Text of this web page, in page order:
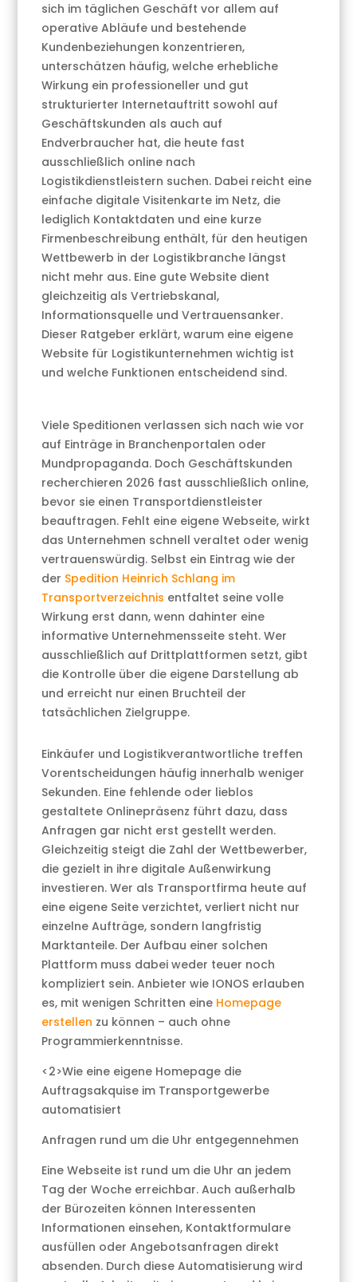
sich im täglichen Geschäft vor allem auf
operative Abläufe und bestehende
Kundenbeziehungen konzentrieren,
unterschätzen häufig, welche erhebliche
Wirkung ein professioneller und gut
strukturierter Internetauftritt sowohl auf
Geschäftskunden als auch auf
Endverbraucher hat, die heute fast
ausschließlich online nach
Logistikdienstleistern suchen. Dabei reicht eine
einfache digitale Visitenkarte im Netz, die
lediglich Kontaktdaten und eine kurze
Firmenbeschreibung enthält, für den heutigen
Wettbewerb in der Logistikbranche längst
nicht mehr aus. Eine gute Website dient
gleichzeitig als Vertriebskanal,
Informationsquelle und Vertrauensanker.
Dieser Ratgeber erklärt, warum eine eigene
Website für Logistikunternehmen wichtig ist
und welche Funktionen entscheidend sind.
Viele Speditionen verlassen sich nach wie vor
auf Einträge in Branchenportalen oder
Mundpropaganda. Doch Geschäftskunden
recherchieren 2026 fast ausschließlich online,
bevor sie einen Transportdienstleister
beauftragen. Fehlt eine eigene Webseite, wirkt
das Unternehmen schnell veraltet oder wenig
vertrauenswürdig. Selbst ein Eintrag wie der
der Spedition Heinrich Schlang im
Transportverzeichnis entfaltet seine volle
Wirkung erst dann, wenn dahinter eine
informative Unternehmensseite steht. Wer
ausschließlich auf Drittplattformen setzt, gibt
die Kontrolle über die eigene Darstellung ab
und erreicht nur einen Bruchteil der
tatsächlichen Zielgruppe.
Einkäufer und Logistikverantwortliche treffen
Vorentscheidungen häufig innerhalb weniger
Sekunden. Eine fehlende oder lieblos
gestaltete Onlinepräsenz führt dazu, dass
Anfragen gar nicht erst gestellt werden.
Gleichzeitig steigt die Zahl der Wettbewerber,
die gezielt in ihre digitale Außenwirkung
investieren. Wer als Transportfirma heute auf
eine eigene Seite verzichtet, verliert nicht nur
einzelne Aufträge, sondern langfristig
Marktanteile. Der Aufbau einer solchen
Plattform muss dabei weder teuer noch
kompliziert sein. Anbieter wie IONOS erlauben
es, mit wenigen Schritten eine Homepage
erstellen zu können – auch ohne
Programmierkenntnisse.
<2>Wie eine eigene Homepage die
Auftragsakquise im Transportgewerbe
automatisiert
Anfragen rund um die Uhr entgegennehmen
Eine Webseite ist rund um die Uhr an jedem
Tag der Woche erreichbar. Auch außerhalb
der Bürozeiten können Interessenten
Informationen einsehen, Kontaktformulare
ausfüllen oder Angebotsanfragen direkt
absenden. Durch diese Automatisierung wird